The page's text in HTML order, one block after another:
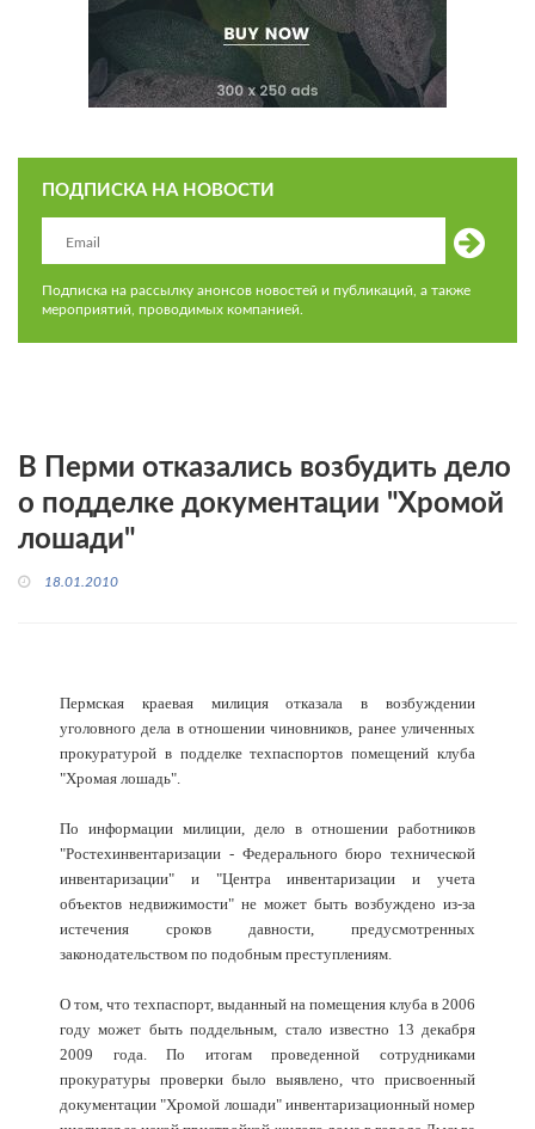
ПОДПИСКА НА НОВОСТИ
Подписка на рассылку анонсов новостей и публикаций, а также
мероприятий, проводимых компанией.
В Перми отказались возбудить дело
о подделке документации "Хромой
лошади"
18.01.2010
Пермская краевая милиция отказала в возбуждении
уголовного дела в отношении чиновников, ранее уличенных
прокуратурой в подделке техпаспортов помещений клуба
"Хромая лошадь".
По информации милиции, дело в отношении работников
"Ростехинвентаризации - Федерального бюро технической
инвентаризации" и "Центра инвентаризации и учета
объектов недвижимости" не может быть возбуждено из-за
истечения сроков давности, предусмотренных
законодательством по подобным преступлениям.
О том, что техпаспорт, выданный на помещения клуба в 2006
году может быть поддельным, стало известно 13 декабря
2009 года. По итогам проведенной сотрудниками
прокуратуры проверки было выявлено, что присвоенный
документации "Хромой лошади" инвентаризационный номер